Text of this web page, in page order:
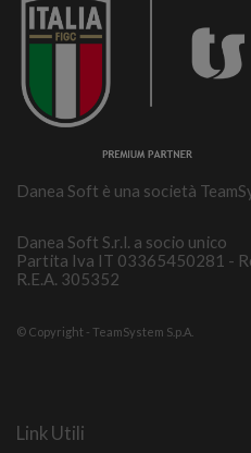
Danea Soft è una società
Danea Soft S.r.l. a socio unico
Partita Iva IT 03365450281 -
R.E.A. 305352
© Copyright - TeamSystem S.p.A.
Link Utili